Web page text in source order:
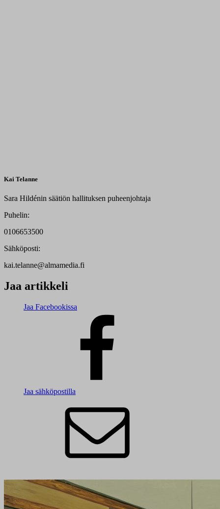
Kai Telanne
Sara Hildénin säätiön hallituksen puheenjohtaja
Puhelin:
0106653500
Sähköposti:
kai.telanne@almamedia.fi
Jaa artikkeli
Jaa Facebookissa
Jaa sähköpostilla